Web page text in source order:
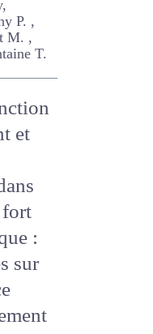
P. ,
S. ,
et
fort
:
sur